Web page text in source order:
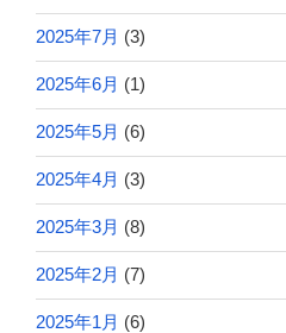
2025年7月 (3)
2025年6月 (1)
2025年5月 (6)
2025年4月 (3)
2025年3月 (8)
2025年2月 (7)
2025年1月 (6)